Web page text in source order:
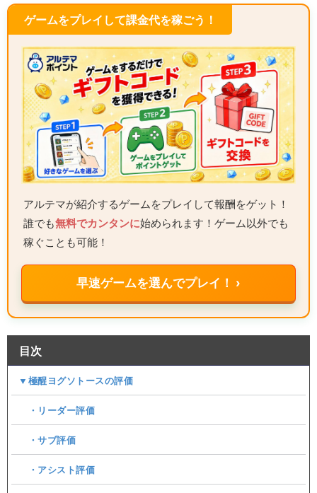
ゲームをプレイして課金代を稼ごう！
アルテマが紹介するゲームをプレイして報酬をゲット！
誰でも無料でカンタンに始められます！ゲーム以外でも
稼ぐことも可能！
早速ゲームを選んでプレイ！ ›
目次
▼極醒ヨグソトースの評価
・リーダー評価
・サブ評価
・アシスト評価